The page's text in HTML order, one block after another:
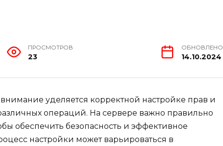
ПРОСМОТРОВ
23
ОБНОВЛЕНО
14.10.2024
уделяется корректной настройке прав и
операций. На сервере важно правильно
обеспечить безопасность и эффективное
настройки может варьироваться в